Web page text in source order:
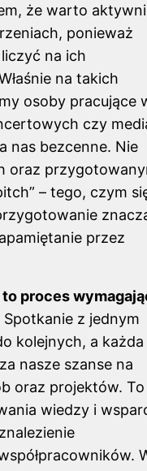
że warto
ponieważ
na ich
na takich
osoby pracujące
czy
nas bezcenne. Nie
oraz
– tego, czym
przez
proces
Spotkanie z jednym
kolejnych, a każda
nasze szanse na
oraz projektów.
wiedzy i